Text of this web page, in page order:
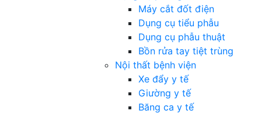
Máy cắt đốt điện
Dụng cụ tiểu phẫu
Dụng cụ phẫu thuật
Bồn rửa tay tiệt trùng
Nội thất bệnh viện
Xe đẩy y tế
Giường y tế
Băng ca y tế